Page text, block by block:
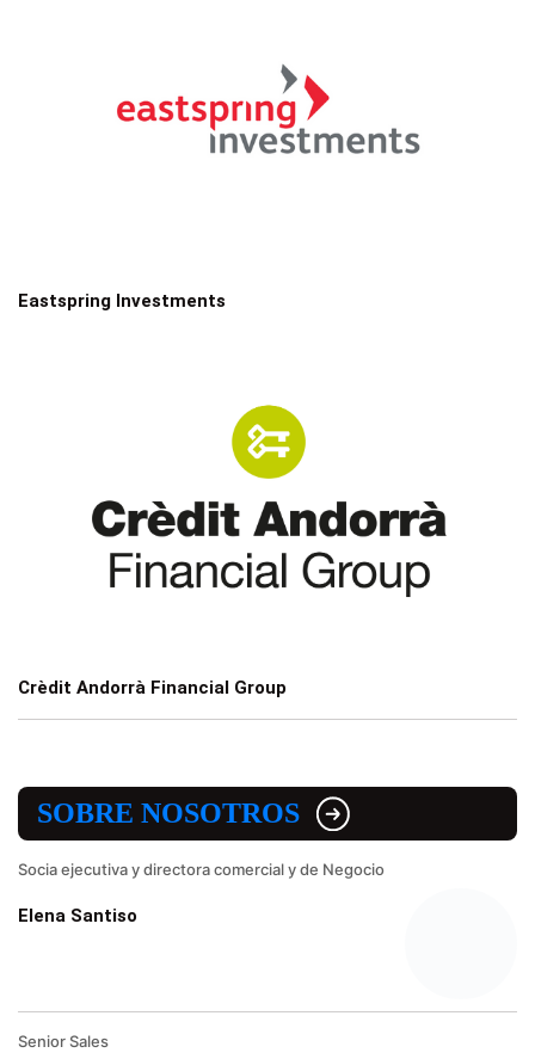
Eastspring Investments
Crèdit Andorrà Financial Group
SOBRE NOSOTROS
Socia ejecutiva y directora comercial y de Negocio
Elena Santiso
Senior Sales